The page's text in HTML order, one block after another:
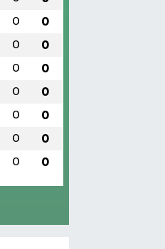
0 0
0 0
0 0
0 0
0 0
0 0
0 0